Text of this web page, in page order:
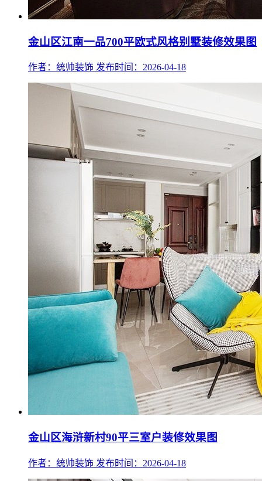
金山区江南一品700平欧式风格别墅装修效果图
作者：统帅装饰 发布时间：2026-04-18
金山区海浒新村90平三室户装修效果图
作者：统帅装饰 发布时间：2026-04-18